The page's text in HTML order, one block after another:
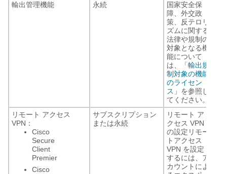
輸出管理機能
永続
国家安全保
障、外交政
策、反テロリ
ズムに関する
法律や規制の
対象となる機
能について
は、「 輸出規
制対象の機能
のライセン
ス 」を参照し
てください。
リモート アクセス
VPN：
Cisco
Secure
Client
Premier
Cisco
サブスクリプション
または永続
リモート ア
クセス VPN
の設定リモー
トアクセス
VPN を設定
するには、ア
カウントによ